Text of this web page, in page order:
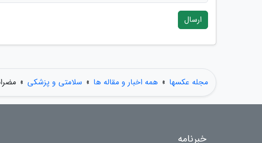
ارسال
مجله عکسها » همه اخبار و مقاله ها » سلامتی و پزشکی »
خبرنامه